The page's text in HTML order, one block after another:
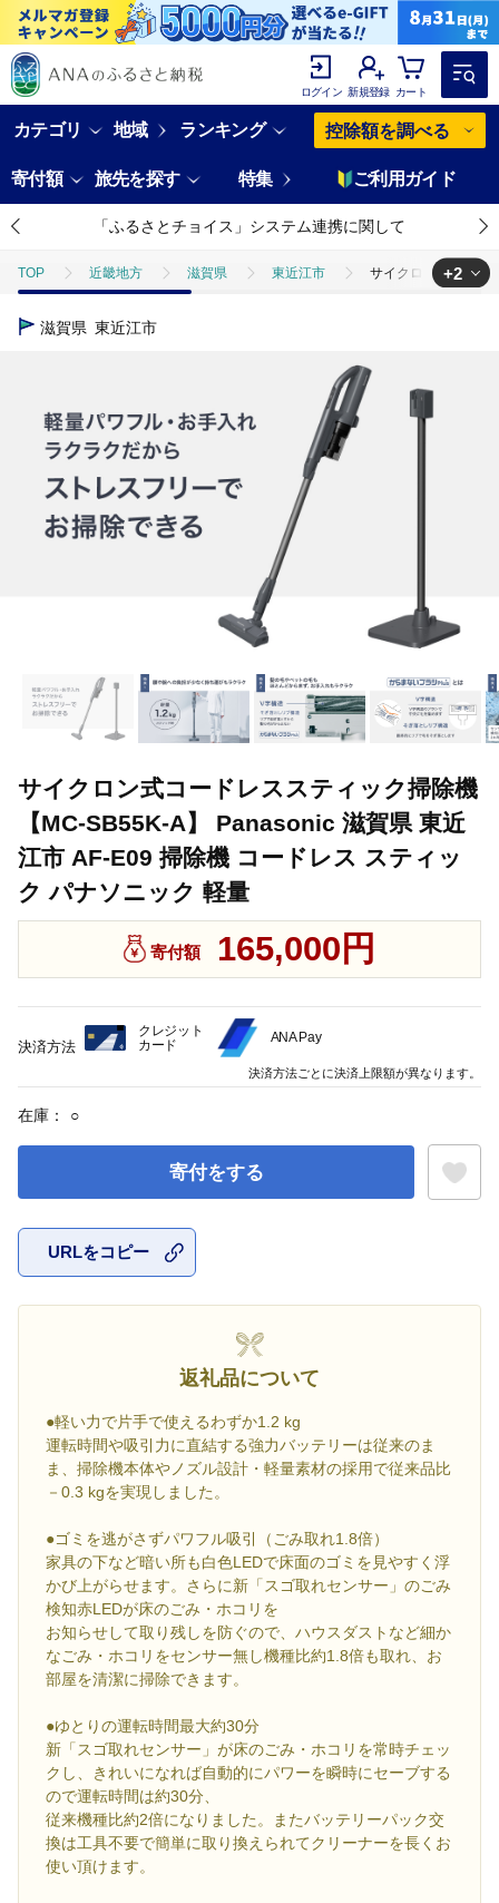
ログイン 新規登録 カート
カテゴリ 地域 ランキング 控除額を調べる
寄付額 旅先を探す 特集 ご利用ガイド
「ふるさとチョイス」システム連携に関して
TOP 近畿地方 滋賀県 東近江市 サイクロン式コード
TOP
+2
滋賀県 東近江市
サイクロン式コードレススティック掃除機
【MC-SB55K-A】 Panasonic 滋賀県 東近
江市 AF-E09 掃除機 コードレス スティッ
ク パナソニック 軽量
寄付額 165,000円
在庫： ○
寄付をする
URLをコピー
返礼品について
●軽い力で片手で使えるわずか1.2 kg
運転時間や吸引力に直結する強力バッテリーは従来のま
ま、掃除機本体やノズル設計・軽量素材の採用で従来品比
－0.3 kgを実現しました。
●ゴミを逃がさずパワフル吸引（ごみ取れ1.8倍）
家具の下など暗い所も白色LEDで床面のゴミを見やすく浮
かび上がらせます。さらに新「スゴ取れセンサー」のごみ
検知赤LEDが床のごみ・ホコリを
お知らせして取り残しを防ぐので、ハウスダストなど細か
なごみ・ホコリをセンサー無し機種比約1.8倍も取れ、お
部屋を清潔に掃除できます。
●ゆとりの運転時間最大約30分
新「スゴ取れセンサー」が床のごみ・ホコリを常時チェッ
クし、きれいになれば自動的にパワーを瞬時にセーブする
ので運転時間は約30分、
従来機種比約2倍になりました。またバッテリーパック交
換は工具不要で簡単に取り換えられてクリーナーを長くお
使い頂けます。
決済方法
クレジット
カード
ANA Pay
決済方法ごとに決済上限額が異なります。